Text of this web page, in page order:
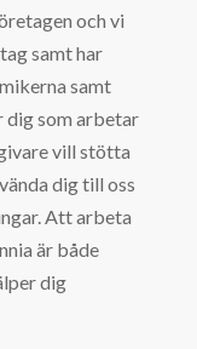
och vi
samt har
samt
dig som arbetar
vill stötta
dig till oss
Att arbeta
är både
dig